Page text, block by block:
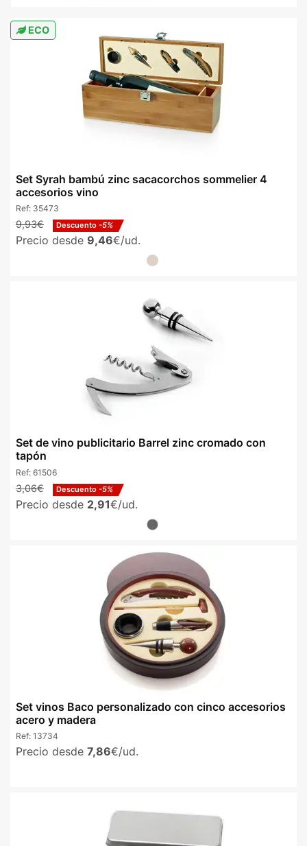
ECO
Set Syrah bambú zinc sacacorchos sommelier 4
accesorios vino
Ref: 35473
9,93€ Descuento -5%
Precio desde 9,46€/ud.
Set de vino publicitario Barrel zinc cromado con
tapón
Ref: 61506
3,06€ Descuento -5%
Precio desde 2,91€/ud.
Set vinos Baco personalizado con cinco accesorios
acero y madera
Ref: 13734
Precio desde 7,86€/ud.